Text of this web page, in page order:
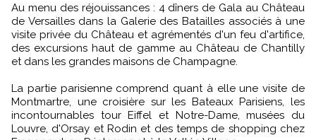
Au menu des réjouissances : 4 dîners de Gala au Château
de Versailles dans la Galerie des Batailles associés à une
visite privée du Château et agrémentés d'un feu d'artifice,
des excursions haut de gamme au Château de Chantilly
et dans les grandes maisons de Champagne.
La partie parisienne comprend quant à elle une visite de
Montmartre, une croisière sur les Bateaux Parisiens, les
incontournables tour Eiffel et Notre-Dame, musées du
Louvre, d'Orsay et Rodin et des temps de shopping chez